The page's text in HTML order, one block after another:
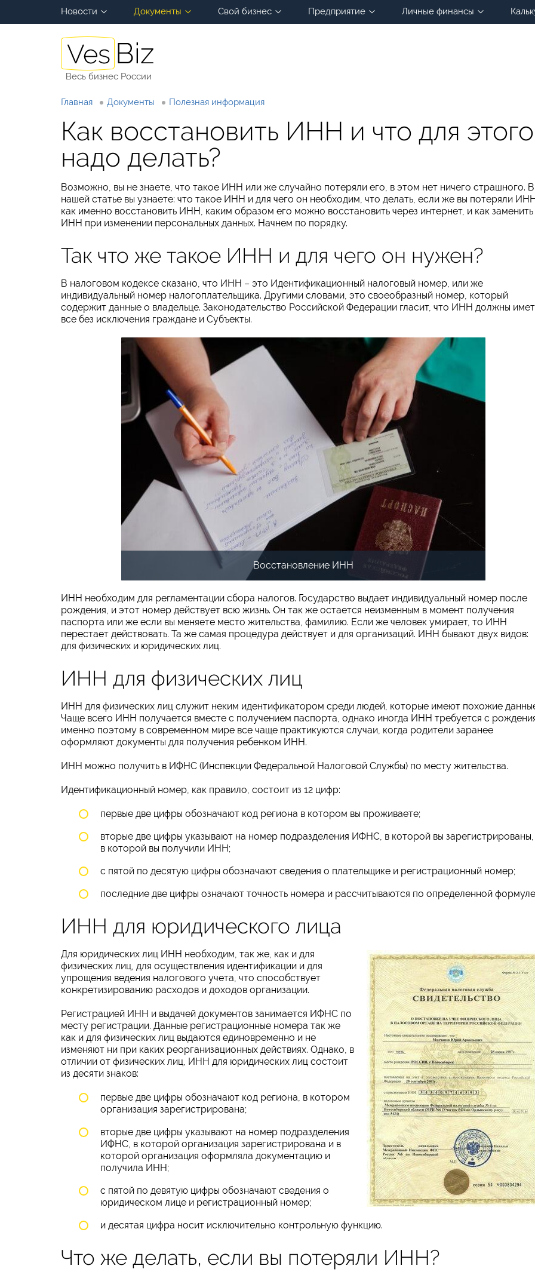
Новости Документы Свой бизнес Предприятие Личные финансы
Весь бизнес России
Главная Документы Полезная информация
Как восстановить ИНН и что для этого
надо делать?
Возможно, вы не знаете, что такое ИНН или же случайно потеряли его, в этом нет ничего страшного. В
нашей статье вы узнаете: что такое ИНН и для чего он необходим, что делать, если же вы потеряли
как именно восстановить ИНН, каким образом его можно восстановить через интернет, и как заменить
ИНН при изменении персональных данных. Начнем по порядку.
Так что же такое ИНН и для чего он нужен?
В налоговом кодексе сказано, что ИНН – это Идентификационный налоговый номер, или же
индивидуальный номер налогоплательщика. Другими словами, это своеобразный номер, который
содержит данные о владельце. Законодательство Российской Федерации гласит, что ИНН должны
все без исключения граждане и Субъекты.
Восстановление ИНН
ИНН необходим для регламентации сбора налогов. Государство выдает индивидуальный номер после
рождения, и этот номер действует всю жизнь. Он так же остается неизменным в момент получения
паспорта или же если вы меняете место жительства, фамилию. Если же человек умирает, то ИНН
перестает действовать. Та же самая процедура действует и для организаций. ИНН бывают двух видов:
для физических и юридических лиц.
ИНН для физических лиц
ИНН для физических лиц служит неким идентификатором среди людей, которые имеют похожие
Чаще всего ИНН получается вместе с получением паспорта, однако иногда ИНН требуется с
именно поэтому в современном мире все чаще практикуются случаи, когда родители заранее
оформляют документы для получения ребенком ИНН.
ИНН можно получить в ИФНС (Инспекции Федеральной Налоговой Службы) по месту жительства.
Идентификационный номер, как правило, состоит из 12 цифр:
первые две цифры обозначают код региона в котором вы проживаете;
вторые две цифры указывают на номер подразделения ИФНС, в которой вы
в которой вы получили ИНН;
с пятой по десятую цифры обозначают сведения о плательщике и регистрационный номер;
последние две цифры означают точность номера и рассчитываются по определенной
ИНН для юридического лица
Для юридических лиц ИНН необходим, так же, как и для
физических лиц, для осуществления идентификации и для
упрощения ведения налогового учета, что способствует
конкретизированию расходов и доходов организации.
Регистрацией ИНН и выдачей документов занимается ИФНС по
месту регистрации. Данные регистрационные номера так же
как и для физических лиц выдаются единовременно и не
изменяют ни при каких реорганизационных действиях. Однако, в
отличии от физических лиц, ИНН для юридических лиц состоит
из десяти знаков:
первые две цифры обозначают код региона, в котором
организация зарегистрирована;
вторые две цифры указывают на номер подразделения
ИФНС, в которой организация зарегистрирована и в
которой организация оформляла документацию и
получила ИНН;
с пятой по девятую цифры обозначают сведения о
юридическом лице и регистрационный номер;
и десятая цифра носит исключительно контрольную функцию.
Что же делать, если вы потеряли ИНН?